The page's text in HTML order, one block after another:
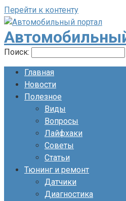
Перейти к контенту
Поиск:
Главная
Новости
Полезное
Виды
Вопросы
Лайфхаки
Советы
Статьи
Тюнинг и ремонт
Датчики
Диагностика